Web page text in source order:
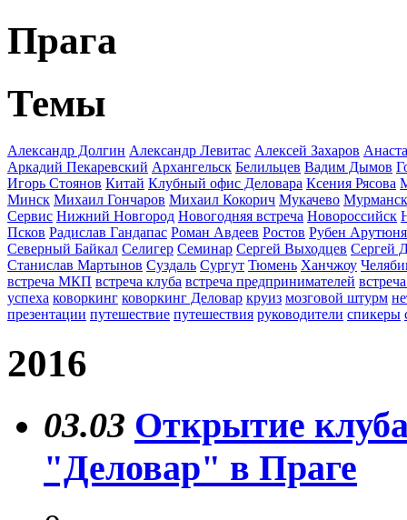
Прага
Темы
Александр Долгин Александр Левитас Алексей Захаров
Аркадий Пекаревский Архангельск Белильцев Вадим Дымов
Игорь Стоянов Китай Клубный офис Деловара Ксения Рясова
Минск Михаил Гончаров Михаил Кокорич Мукачево Мурманск
Сервис Нижний Новгород Новогодняя встреча Новороссийск
Псков Радислав Гандапас Роман Авдеев Ростов Рубен
Северный Байкал Селигер Семинар Сергей Выходцев Сергей
Станислав Мартынов Суздаль Сургут Тюмень Ханчжоу
встреча МКП встреча клуба встреча предпринимателей
успеха коворкинг коворкинг Деловар круиз мозговой штурм
презентации путешествие путешествия руководители спикеры
2016
03.03 Открытие
"Деловар" в Праге